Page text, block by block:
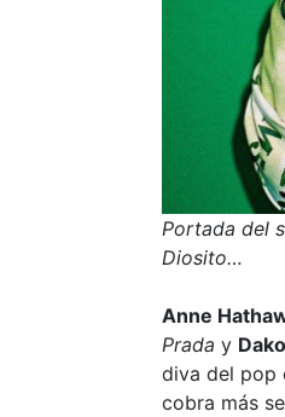
Portada del
Diosito…
Anne
Prada y
diva del pop
cobra más